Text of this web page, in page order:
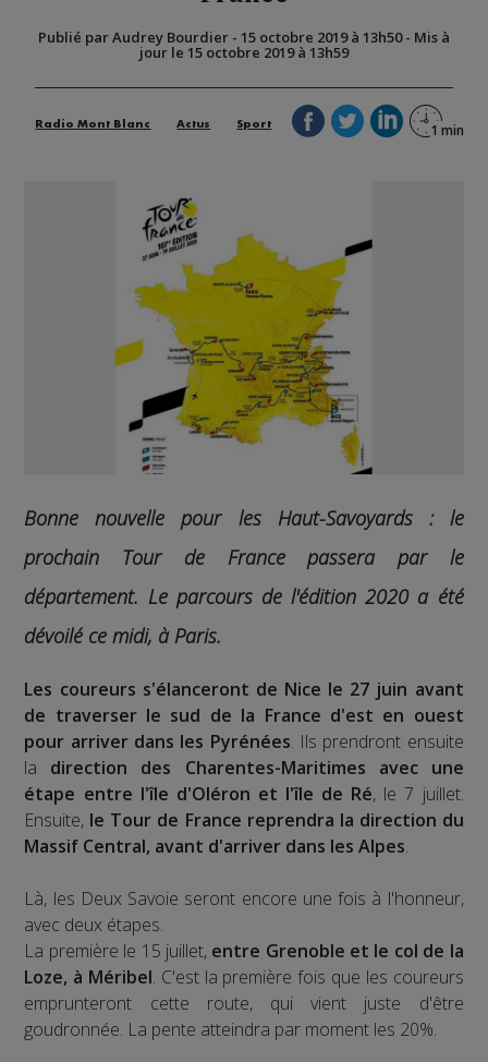
Publié par Audrey Bourdier - 15 octobre 2019 à 13h50- Mis à
jour le 15 octobre 2019 à 13h59
Radio Mont Blanc Actus Sport
Bonne nouvelle pour les Haut-Savoyards : le
prochain Tour de France passera par le
département. Le parcours de l'édition 2020 a été
dévoilé ce midi, à Paris.
Les coureurs s'élanceront de Nice le 27 juin avant
de traverser le sud de la France d'est en ouest
pour arriver dans les Pyrénées. Ils prendront ensuite
la direction des Charentes-Maritimes avec une
étape entre l'île d'Oléron et l'île de Ré, le 7 juillet.
Ensuite, le Tour de France reprendra la direction du
Massif Central, avant d'arriver dans les Alpes.
Là, les Deux Savoie seront encore une fois à l'honneur,
avec deux étapes.
La première le 15 juillet,entre Grenoble et le col de la
Loze, à Méribel. C'est la première fois que les coureurs
emprunteront cette route, qui vient juste d'être
goudronnée. La pente atteindra par moment les 20%.